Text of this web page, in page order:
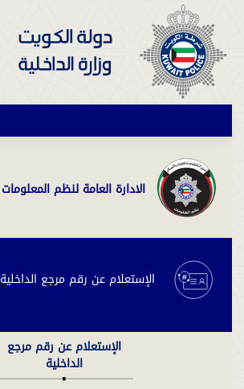
الادارة العامة لنظم المعلومات
الإستعلام عن رقم مرجع الداخلية
الإستعلام عن رقم مرجع
الداخلية